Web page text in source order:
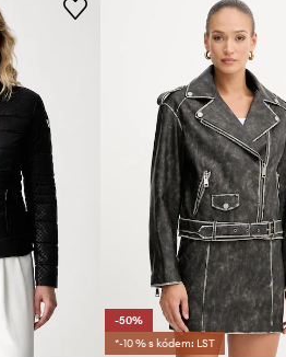
-50%
*-10 % s kódem: LST